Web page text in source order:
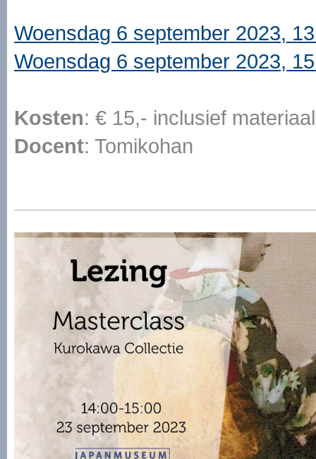
Woensdag 6 september 2023,
Woensdag 6 september 2023,
Kosten: € 15,- inclusief
Docent: Tomikohan